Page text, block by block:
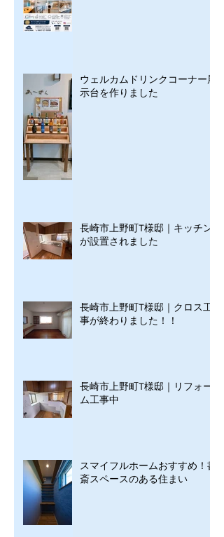
ウェルカムドリンクコーナー展
示台を作りました
長崎市上野町T様邸｜キッチン
が設置されました
長崎市上野町T様邸｜クロス工
事が終わりました！！
長崎市上野町T様邸｜リフォー
ム工事中
スマイフルホームおすすめ！書
斎スペースのある住まい